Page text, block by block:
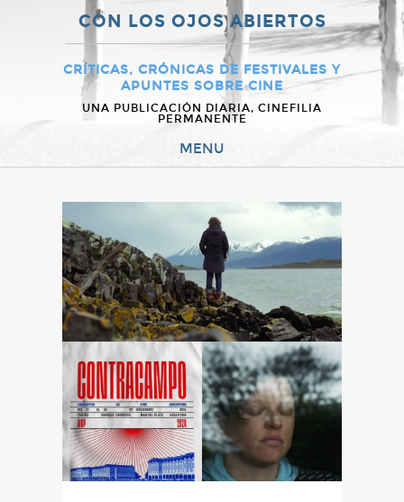
CON LOS OJOS ABIERTOS
CRÍTICAS, CRÓNICAS DE FESTIVALES Y
APUNTES SOBRE CINE
UNA PUBLICACIÓN DIARIA, CINEFILIA
PERMANENTE
MENU